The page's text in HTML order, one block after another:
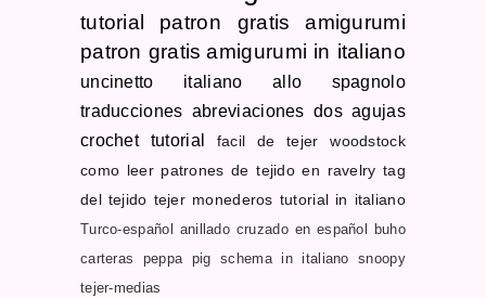
tutorial
patron gratis
amigurumi
patron gratis amigurumi in italiano
uncinetto
italiano allo spagnolo
traducciones abreviaciones dos agujas
crochet tutorial
facil de tejer
woodstock
como leer patrones de tejido en ravelry tag
del tejido tejer monederos tutorial in italiano
Turco-español anillado cruzado en español
buho
carteras
peppa pig schema in italiano
snoopy
tejer-medias